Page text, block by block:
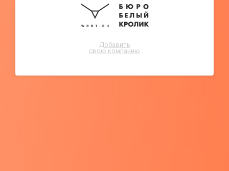
Добавить
свою компанию